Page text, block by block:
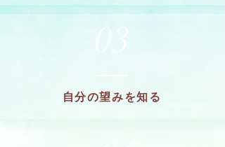
03
自分の望みを知る